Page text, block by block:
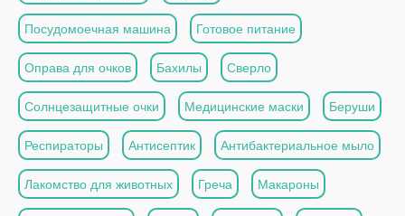
Посудомоечная машина Готовое питание
Оправа для очков Бахилы Сверло
Солнцезащитные очки Медицинские маски Беруши
Респираторы Антисептик Антибактериальное мыло
Лакомство для животных Греча Макароны